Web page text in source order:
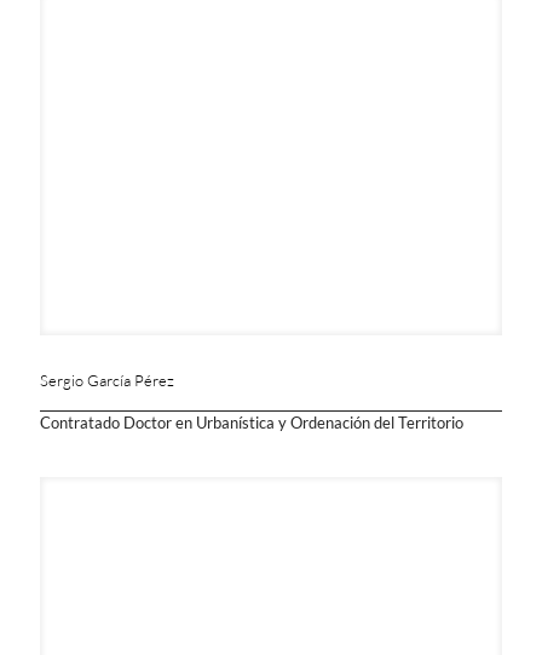
Sergio García Pérez
Contratado Doctor en Urbanística y Ordenación del Territorio